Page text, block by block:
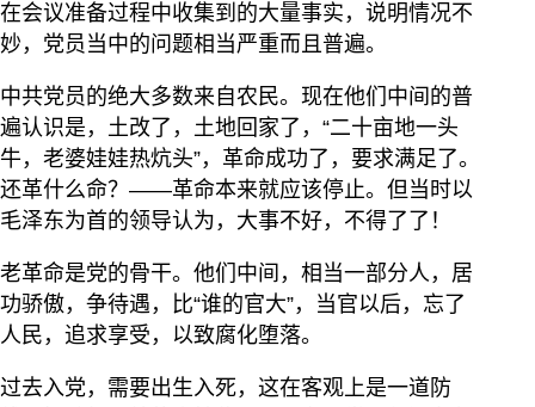
在会议准备过程中收集到的大量事实，说明情况不
妙，党员当中的问题相当严重而且普遍。
中共党员的绝大多数来自农民。现在他们中间的普
遍认识是，土改了，土地回家了，“二十亩地一头
牛，老婆娃娃热炕头”，革命成功了，要求满足了。
还革什么命？——革命本来就应该停止。但当时以
毛泽东为首的领导认为，大事不好，不得了了！
老革命是党的骨干。他们中间，相当一部分人，居
功骄傲，争待遇，比“谁的官大”，当官以后，忘了
人民，追求享受，以致腐化堕落。
过去入党，需要出生入死，这在客观上是一道防